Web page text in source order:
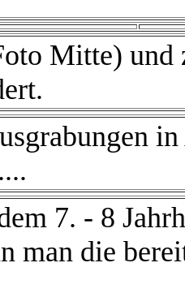
Mitte) und
7. - 8
man die